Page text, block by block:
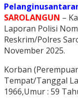
SAROLANGUN –
Laporan Polisi
Reskrim/Polres
November 2025.
Korban
Tempat/Tanggal
1966,Umur : 59